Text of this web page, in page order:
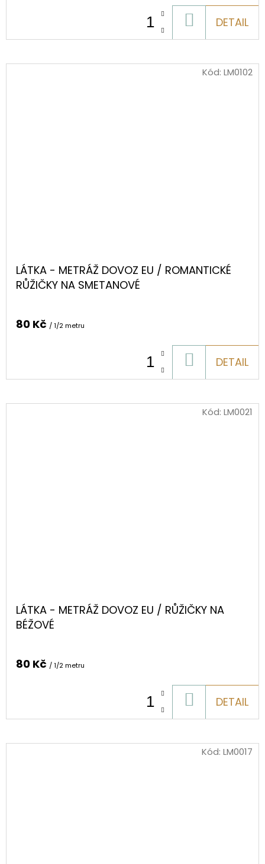
KOŠÍKU
DETAIL
LÁTKA - METRÁŽ DOVOZ EU / ROMANTICKÉ
RŮŽIČKY NA SMETANOVÉ
80 Kč / 1/2 metru
KOŠÍKU
DETAIL
Kód: LM0102
LÁTKA - METRÁŽ DOVOZ EU / RŮŽIČKY NA
BÉŽOVÉ
80 Kč / 1/2 metru
KOŠÍKU
DETAIL
Kód: LM0021
Kód: LM0017